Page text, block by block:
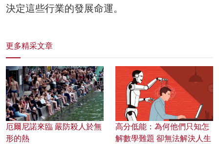
決定這些行業的發展命運。
更多精采文章
厄爾尼諾來臨 嚴防殺人於無
形的熱
高分低能：為何他們只知怎
解數學難題 卻無法解決人生